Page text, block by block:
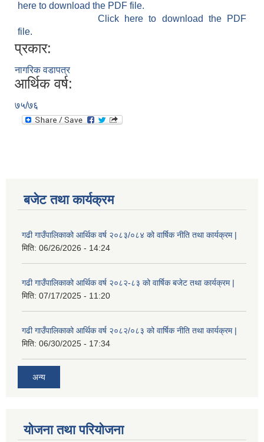
here to download the PDF file.
Click here to download the PDF
file.
प्रकार:
नागरिक वडापत्र
आर्थिक वर्ष:
७५/७६
बजेट तथा कार्यक्रम
गढी गाउँपालिकाको आर्थिक वर्ष २०८३/०८४ को वार्षिक नीति तथा कार्यक्रम |
मिति: 06/26/2026 - 14:24
गढी गाउँपालिकाको आर्थिक वर्ष २०८२-८३ को वार्षिक बजेट तथा कार्यक्रम |
मिति: 07/17/2025 - 11:20
गढी गाउँपालिकाको आर्थिक वर्ष २०८२/०८३ को वार्षिक नीति तथा कार्यक्रम |
मिति: 06/30/2025 - 17:34
अन्य
योजना तथा परियोजना